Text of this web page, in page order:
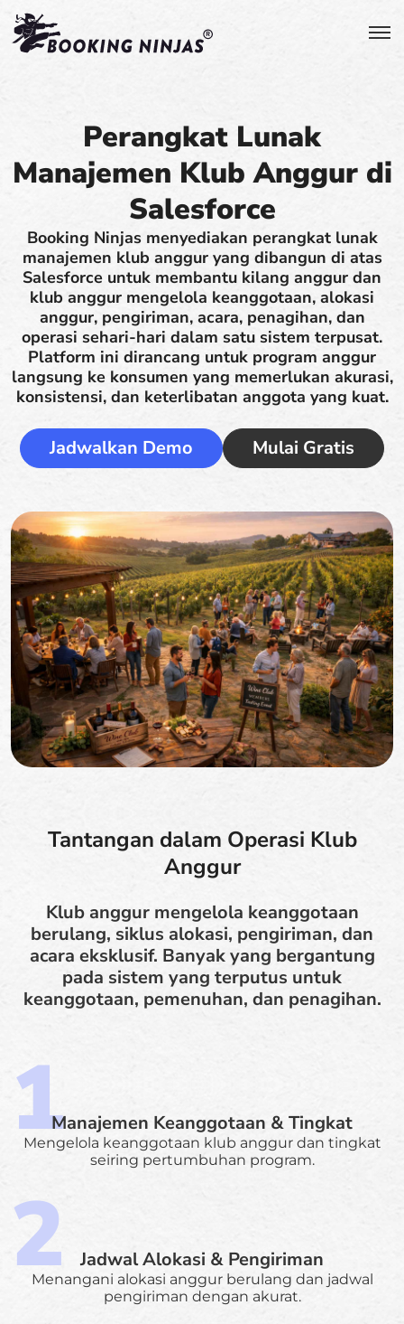
Perangkat Lunak
Manajemen Klub Anggur di
Salesforce
Booking Ninjas menyediakan perangkat lunak
manajemen klub anggur yang dibangun di atas
Salesforce untuk membantu kilang anggur dan
klub anggur mengelola keanggotaan, alokasi
anggur, pengiriman, acara, penagihan, dan
operasi sehari-hari dalam satu sistem terpusat.
Platform ini dirancang untuk program anggur
langsung ke konsumen yang memerlukan akurasi,
konsistensi, dan keterlibatan anggota yang kuat.
Jadwalkan Demo Mulai Gratis
Tantangan dalam Operasi Klub
Anggur
Klub anggur mengelola keanggotaan
berulang, siklus alokasi, pengiriman, dan
acara eksklusif. Banyak yang bergantung
pada sistem yang terputus untuk
keanggotaan, pemenuhan, dan penagihan.
Manajemen Keanggotaan & Tingkat
Mengelola keanggotaan klub anggur dan tingkat
seiring pertumbuhan program.
Jadwal Alokasi & Pengiriman
Menangani alokasi anggur berulang dan jadwal
pengiriman dengan akurat.